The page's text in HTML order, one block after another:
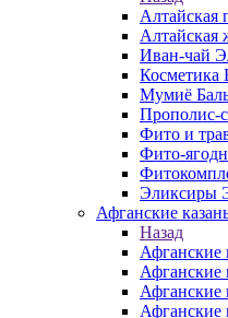
Алтайская
Алтайская
Иван-чай
Косметика
Мумиё
Прополис-
Фито и
Фито-
Эликсиры
Афганские
Назад
Афганские
Афганские
Афганские
Афганские